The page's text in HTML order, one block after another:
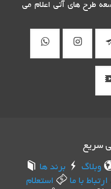
طرح های آتی اعلام می
سریع
وبلاگ
برند ها
ارتباط با ما
استعلام